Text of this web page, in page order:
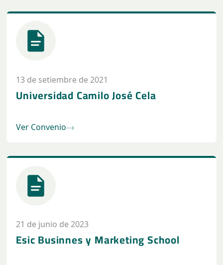
13 de setiembre de 2021
Universidad Camilo José Cela
Ver Convenio
21 de junio de 2023
Esic Businnes y Marketing School